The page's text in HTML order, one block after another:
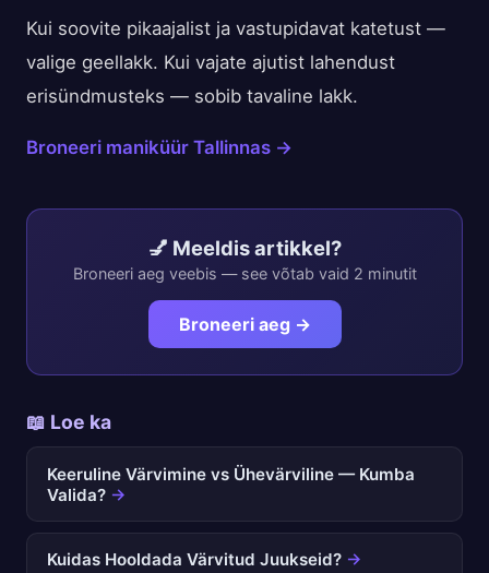
Kui soovite pikaajalist ja vastupidavat katetust —
valige geellakk. Kui vajate ajutist lahendust
erisündmusteks — sobib tavaline lakk.
Broneeri maniküür Tallinnas →
💅 Meeldis artikkel?
Broneeri aeg veebis — see võtab vaid 2 minutit
Broneeri aeg →
📖 Loe ka
Keeruline Värvimine vs Ühevärviline — Kumba
Valida? →
Kuidas Hooldada Värvitud Juukseid? →